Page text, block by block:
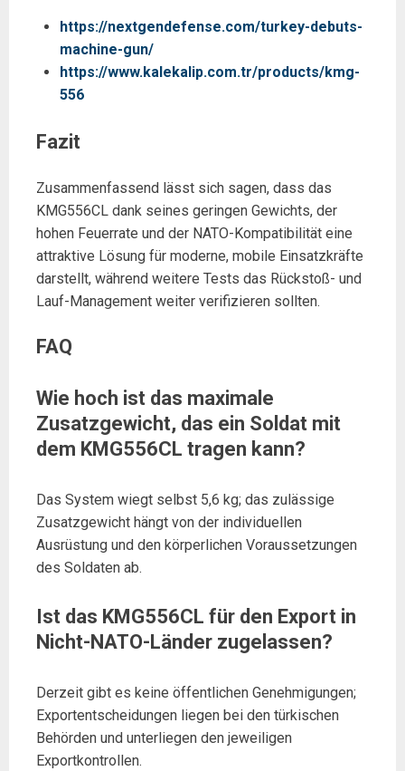
https://nextgendefense.com/turkey-debuts-
machine-gun/
https://www.kalekalip.com.tr/products/kmg-
556
Fazit
Zusammenfassend lässt sich sagen, dass das
KMG556CL dank seines geringen Gewichts, der
hohen Feuerrate und der NATO-Kompatibilität eine
attraktive Lösung für moderne, mobile Einsatzkräfte
darstellt, während weitere Tests das Rückstoß- und
Lauf-Management weiter verifizieren sollten.
FAQ
Wie hoch ist das maximale
Zusatzgewicht, das ein Soldat mit
dem KMG556CL tragen kann?
Das System wiegt selbst 5,6 kg; das zulässige
Zusatzgewicht hängt von der individuellen
Ausrüstung und den körperlichen Voraussetzungen
des Soldaten ab.
Ist das KMG556CL für den Export in
Nicht-NATO-Länder zugelassen?
Derzeit gibt es keine öffentlichen Genehmigungen;
Exportentscheidungen liegen bei den türkischen
Behörden und unterliegen den jeweiligen
Exportkontrollen.